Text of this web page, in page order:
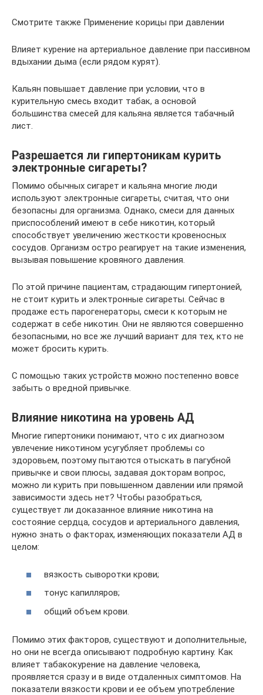
Смотрите также Применение корицы при давлении
Влияет курение на артериальное давление при пассивном
вдыхании дыма (если рядом курят).
Кальян повышает давление при условии, что в
курительную смесь входит табак, а основой
большинства смесей для кальяна является табачный
лист.
Разрешается ли гипертоникам курить
электронные сигареты?
Помимо обычных сигарет и кальяна многие люди
используют электронные сигареты, считая, что они
безопасны для организма. Однако, смеси для данных
приспособлений имеют в себе никотин, который
способствует увеличению жесткости кровеносных
сосудов. Организм остро реагирует на такие изменения,
вызывая повышение кровяного давления.
По этой причине пациентам, страдающим гипертонией,
не стоит курить и электронные сигареты. Сейчас в
продаже есть парогенераторы, смеси к которым не
содержат в себе никотин. Они не являются совершенно
безопасными, но все же лучший вариант для тех, кто не
может бросить курить.
С помощью таких устройств можно постепенно вовсе
забыть о вредной привычке.
Влияние никотина на уровень АД
Многие гипертоники понимают, что с их диагнозом
увлечение никотином усугубляет проблемы со
здоровьем, поэтому пытаются отыскать в пагубной
привычке и свои плюсы, задавая докторам вопрос,
можно ли курить при повышенном давлении или прямой
зависимости здесь нет? Чтобы разобраться,
существует ли доказанное влияние никотина на
состояние сердца, сосудов и артериального давления,
нужно знать о факторах, изменяющих показатели АД в
целом:
вязкость сыворотки крови;
тонус капилляров;
общий объем крови.
Помимо этих факторов, существуют и дополнительные,
но они не всегда описывают подробную картину. Как
влияет табакокурение на давление человека,
проявляется сразу и в виде отдаленных симптомов. На
показатели вязкости крови и ее объем употребление